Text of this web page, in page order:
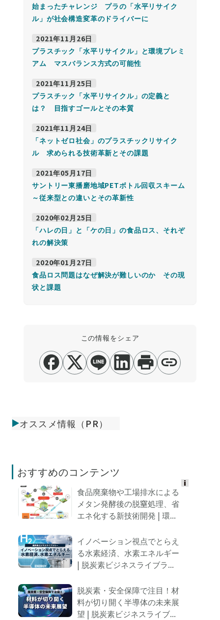
始まったチャレンジ プラの「水平リサイク
ル」が社会構造変革のドライバーに
2021年11月26日
プラスチック「水平リサイクル」と環境プレミ
アム マスバランス方式の可能性
2021年11月25日
プラスチック「水平リサイクル」の定義と
は？ 目指すゴールとその本質
2021年11月24日
「ネットゼロ社会」のプラスチックリサイク
ル 求められる技術革新とその課題
2021年05月17日
サントリー東播磨地域PETボトル回収スキーム
～従来型との違いとその革新性
2020年02月25日
「ハレの日」と「ケの日」の食品ロス、それぞ
れの解決策
2020年01月27日
食品ロス問題はなぜ解決が難しいのか その現
状と課題
この情報をシェア
オススメ情報（PR）
おすすめのコンテンツ
食品廃棄物や工場排水による
メタン発酵後の脱窒処理、省
エネ化する新技術開発 | 環...
イノベーション視点でとらえ
る水素経済、水素エネルギー
| 脱炭素ビジネスライブラ...
脱炭素・安全保障で注目！材
料が切り開く半導体の未来展
望 | 脱炭素ビジネスライブ...